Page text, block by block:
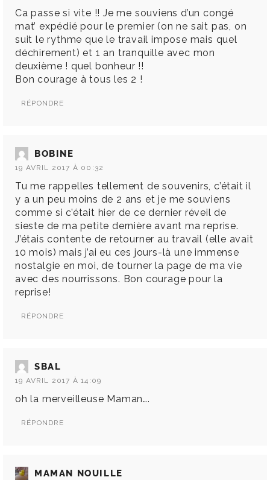
Ca passe si vite !! Je me souviens d’un congé
mat’ expédié pour le premier (on ne sait pas, on
suit le rythme que le travail impose mais quel
déchirement) et 1 an tranquille avec mon
deuxième ! quel bonheur !!
Bon courage à tous les 2 !
RÉPONDRE
BOBINE
19 AVRIL 2017 À 00:32
Tu me rappelles tellement de souvenirs, c’était il
y a un peu moins de 2 ans et je me souviens
comme si c’était hier de ce dernier réveil de
sieste de ma petite dernière avant ma reprise.
J’étais contente de retourner au travail (elle avait
10 mois) mais j’ai eu ces jours-là une immense
nostalgie en moi, de tourner la page de ma vie
avec des nourrissons. Bon courage pour la
reprise!
RÉPONDRE
SBAL
19 AVRIL 2017 À 14:09
oh la merveilleuse Maman….
RÉPONDRE
MAMAN NOUILLE